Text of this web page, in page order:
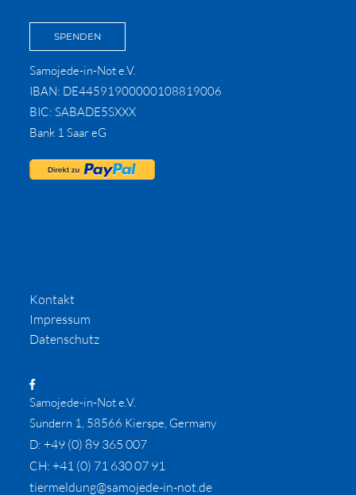
SPENDEN
Samojede-in-Not e.V.
IBAN: DE44591900000108819006
BIC: SABADE5SXXX
Bank 1 Saar eG
Kontakt
Impressum
Datenschutz
Samojede-in-Not e.V.
Sundern 1, 58566 Kierspe, Germany
D:+49 (0) 89 365 007
CH:+41 (0) 71 630 07 91
tiermeldung@samojede-in-not.de